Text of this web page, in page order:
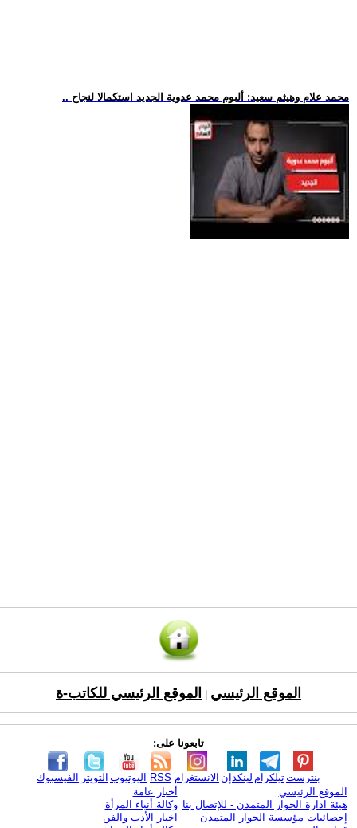
.. محمد علام وهيثم سعيد: ألبوم محمد عدوية الجديد استكمالا لنجاح
الموقع الرئيسي الموقع الرئيسي للكاتب-ة
تابعونا على:
الفيسبوك التويتر اليوتيوب RSS الانستغرام لينكدإن تيلكرامبنترست
الموقع الرئيسي
هيئة ادارة الحوار المتمدن - للإتصال بنا
إحصائيات مؤسسة الحوار المتمدن
أخبار عامة
وكالة أنباء المرأة
اخبار الأدب والفن